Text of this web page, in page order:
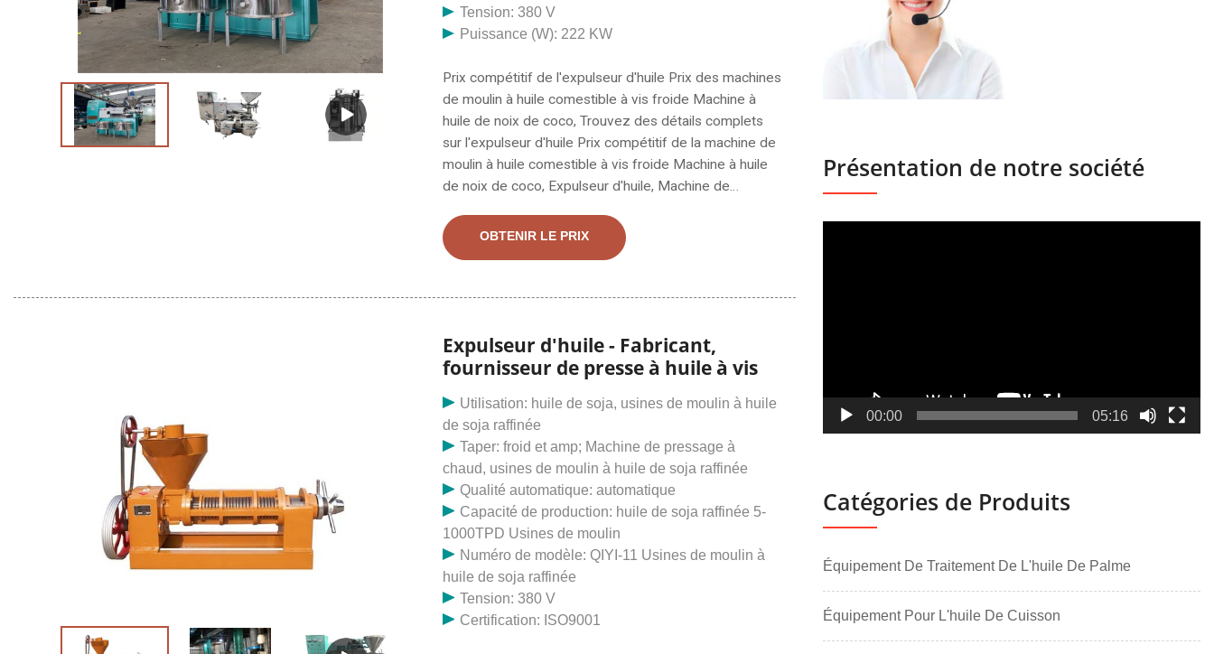
Tension: 380 V
Puissance (W): 222 KW
Prix compétitif de l'expulseur d'huile Prix des machines
de moulin à huile comestible à vis froide Machine à
huile de noix de coco, Trouvez des détails complets
sur l'expulseur d'huile Prix compétitif de la machine de
moulin à huile comestible à vis froide Machine à huile
de noix de coco, Expulseur d'huile, Machine de
moulin à huile comestible du fournisseur ou du
fabricant de presseurs d'huile-SHREEJI EXPELLER
telles que la machine d'extraction d'huile comestible,
d'huile d'arachide, les expulseurs de moulin à huile, la
raffinerie d'huile comestible, le moulin à huile de palme.
Créée en 2004, Mitsun Engineering est un exportateur
et fabricant de machines d'ingénierie telles que des
expulseurs d'huile, des expulseurs d'huile de coton,
des expulseurs de graines de coton, des machines de
nettoyage de semences et des usines de traitement
d'eau.
OBTENIR LE PRIX
Expulseur d'huile - Fabricant,
fournisseur de presse à huile à vis
Utilisation: huile de soja, usines de moulin à huile
de soja raffinée
Taper: froid et amp; Machine de pressage à
chaud, usines de moulin à huile de soja raffinée
Qualité automatique: automatique
Capacité de production: huile de soja raffinée 5-
1000TPD Usines de moulin
Numéro de modèle: QIYI-11 Usines de moulin à
huile de soja raffinée
Tension: 380 V
Certification: ISO9001
Présentation de notre société
00:00 05:16
Catégories de Produits
Équipement De Traitement De L'huile De Palme
Équipement Pour L'huile De Cuisson